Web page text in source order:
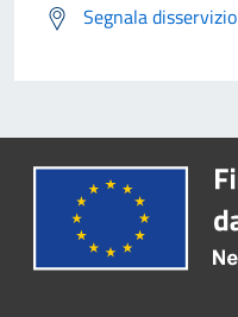
Segnala disservizio